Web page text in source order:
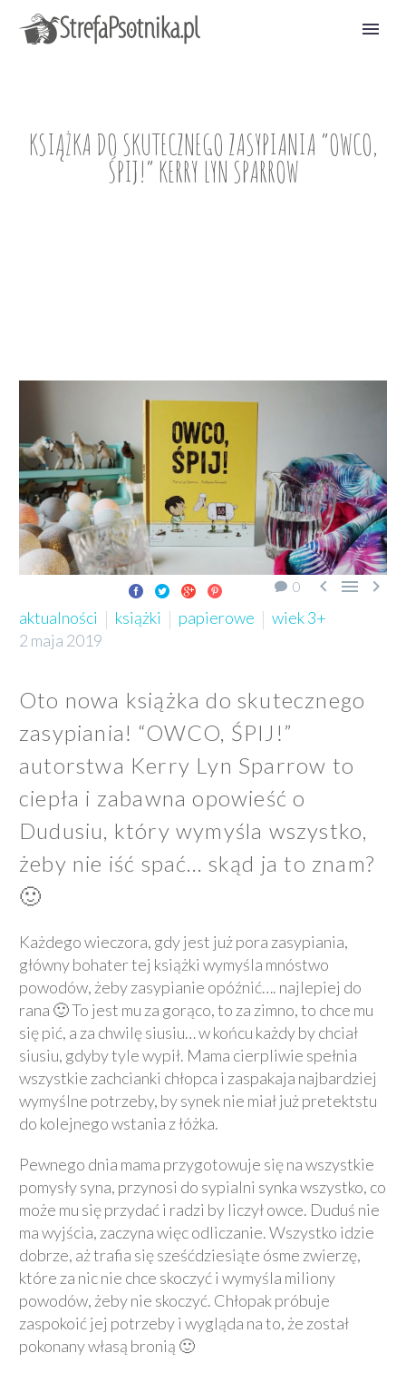
KSIĄŻKA DO SKUTECZNEGO ZASYPIANIA “OWCO,
ŚPIJ!” KERRY LYN SPARROW
0   
aktualności książki papierowe
wiek 3+
2 maja 2019
Oto nowa książka do skutecznego
zasypiania! “OWCO, ŚPIJ!”
autorstwa Kerry Lyn Sparrow to
ciepła i zabawna opowieść o
Dudusiu, który wymyśla wszystko,
żeby nie iść spać… skąd ja to znam?
🙂
Każdego wieczora, gdy jest już pora zasypiania,
główny bohater tej książki wymyśla mnóstwo
powodów, żeby zasypianie opóźnić…. najlepiej do
rana 🙂 To jest mu za gorąco, to za zimno, to chce mu
się pić, a za chwilę siusiu… w końcu każdy by chciał
siusiu, gdyby tyle wypił. Mama cierpliwie spełnia
wszystkie zachcianki chłopca i zaspakaja najbardziej
wymyślne potrzeby, by synek nie miał już pretektstu
do kolejnego wstania z łóżka.
Pewnego dnia mama przygotowuje się na wszystkie
pomysły syna, przynosi do sypialni synka wszystko, co
może mu się przydać i radzi by liczył owce. Duduś nie
ma wyjścia, zaczyna więc odliczanie. Wszystko idzie
dobrze, aż trafia się sześćdziesiąte ósme zwierzę,
które za nic nie chce skoczyć i wymyśla miliony
powodów, żeby nie skoczyć. Chłopak próbuje
zaspokoić jej potrzeby i wygląda na to, że został
pokonany własą bronią 🙂